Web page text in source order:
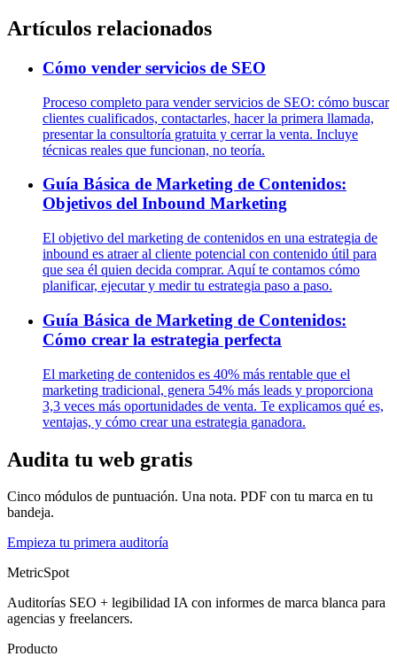
Artículos relacionados
Cómo vender servicios de SEO
Proceso completo para vender servicios de SEO: cómo buscar
clientes cualificados, contactarles, hacer la primera llamada,
presentar la consultoría gratuita y cerrar la venta. Incluye
técnicas reales que funcionan, no teoría.
Guía Básica de Marketing de Contenidos:
Objetivos del Inbound Marketing
El objetivo del marketing de contenidos en una estrategia de
inbound es atraer al cliente potencial con contenido útil para
que sea él quien decida comprar. Aquí te contamos cómo
planificar, ejecutar y medir tu estrategia paso a paso.
Guía Básica de Marketing de Contenidos:
Cómo crear la estrategia perfecta
El marketing de contenidos es 40% más rentable que el
marketing tradicional, genera 54% más leads y proporciona
3,3 veces más oportunidades de venta. Te explicamos qué es,
ventajas, y cómo crear una estrategia ganadora.
Audita tu web gratis
Cinco módulos de puntuación. Una nota. PDF con tu marca en tu
bandeja.
Empieza tu primera auditoría
MetricSpot
Auditorías SEO + legibilidad IA con informes de marca blanca para
agencias y freelancers.
Producto